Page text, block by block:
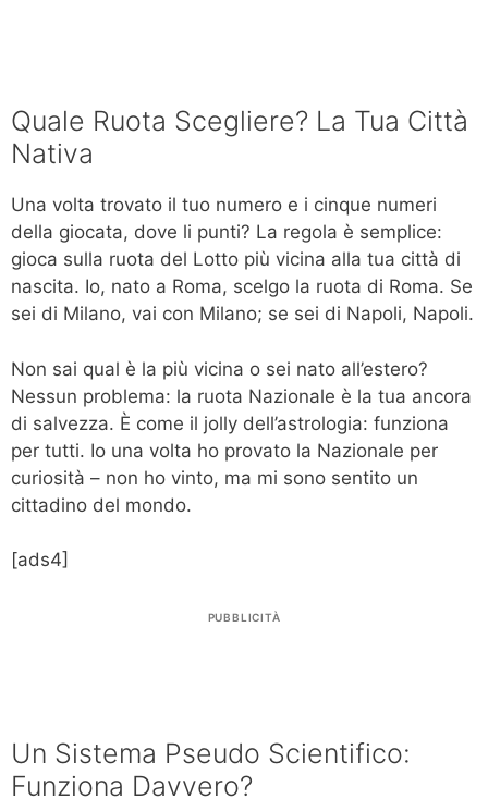
Quale Ruota Scegliere? La Tua Città
Nativa
Una volta trovato il tuo numero e i cinque numeri
della giocata, dove li punti? La regola è semplice:
gioca sulla ruota del Lotto più vicina alla tua città di
nascita. Io, nato a Roma, scelgo la ruota di Roma. Se
sei di Milano, vai con Milano; se sei di Napoli, Napoli.
Non sai qual è la più vicina o sei nato all’estero?
Nessun problema: la ruota Nazionale è la tua ancora
di salvezza. È come il jolly dell’astrologia: funziona
per tutti. Io una volta ho provato la Nazionale per
curiosità – non ho vinto, ma mi sono sentito un
cittadino del mondo.
[ads4]
PUBBLICITÀ
Un Sistema Pseudo Scientifico:
Funziona Davvero?